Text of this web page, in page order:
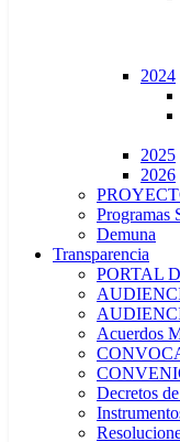
2024
2025
2026
Programas
Demuna
Transparencia
PORTAL
Acuerdos
Decretos